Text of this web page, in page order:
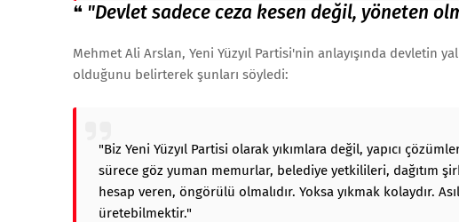
❝ "Devlet sadece ceza kesen değil, yöneten
Mehmet Ali Arslan, Yeni Yüzyıl Partisi'nin anlayışında devletin
olduğunu belirterek şunları söyledi:
"Biz Yeni Yüzyıl Partisi olarak yıkımlara değil, yapıcı
sürece göz yuman memurlar, belediye yetkilileri, dağıtım
hesap veren, öngörülü olmalıdır. Yoksa yıkmak kolaydır.
üretebilmektir."